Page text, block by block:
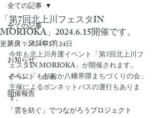
全ての記事
スタッフブログ
お知らせ
イベント・企画
開催報告
「雲を紡ぐ」でつながろうプロジェクト
全ての記事
「第7回北上川フェスタIN
MORIOKA」2024.6.15開催です。
更新日：2024年5月24日
今年も北上川舟運イベント「第7回北上川フ
ェスタIN MORIOKA」が開催されます。
さらに「もりおか八幡界隈まちづくりの会」
主催によるボンネットバスの運行もありま
す。